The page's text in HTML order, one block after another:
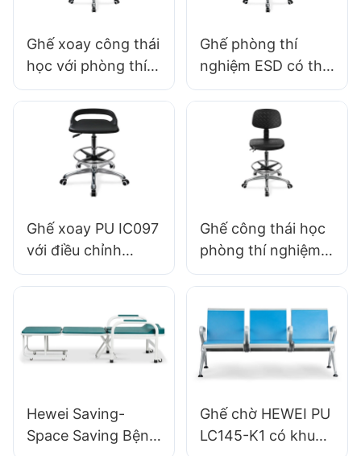
Ghế xoay công thái
học với phòng thí
nghiệm khoa học
ESD tựa
Ghế phòng thí
nghiệm ESD có thể
điều chỉnh IC022
với các tùy chọn cơ
sở nâng khí có
chiều cao tựa lưng
cho môi trường
nhạy cảm tĩnh
Ghế xoay PU IC097
với điều chỉnh
chiều cao ổn định
hảo cho studio văn
phòng
Ghế công thái học
phòng thí nghiệm
với Backrest 360 °
hạng nặng hỗ trợ
thời gian dài trong
các phòng thí
nghiệm
Hewei Saving-
Space Saving Bệnh
Ghế chờ HEWEI PU
LC145-K1 có khung